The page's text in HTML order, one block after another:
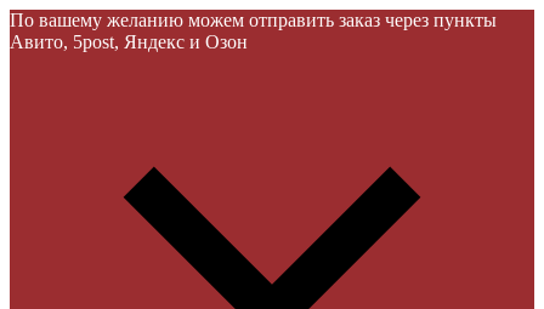
По вашему желанию можем отправить заказ через пункты
Авито, 5post, Яндекс и Озон